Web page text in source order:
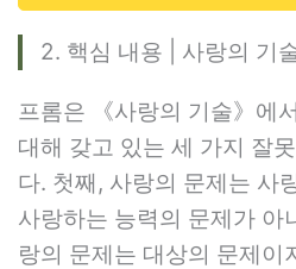
2. 핵심 내용 | 사랑의 기
프롬은 《사랑의 기술》에
대해 갖고 있는 세 가지 잘
다. 첫째, 사랑의 문제는 사
사랑하는 능력의 문제가 아
랑의 문제는 대상의 문제이